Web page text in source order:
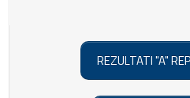
REZULTATI "A"